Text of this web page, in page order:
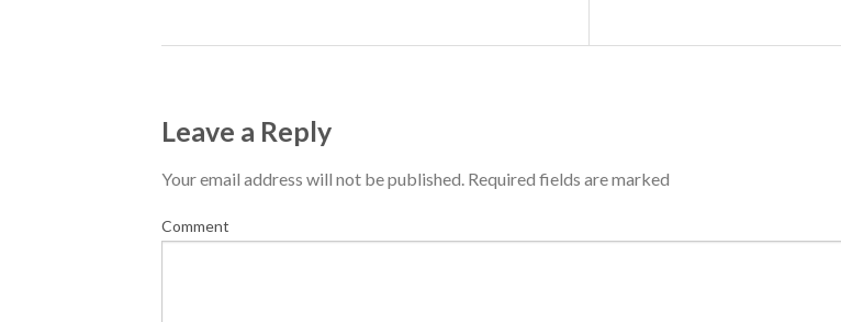
Leave a Reply
Your email address will not be published. Required fields are marked
Comment